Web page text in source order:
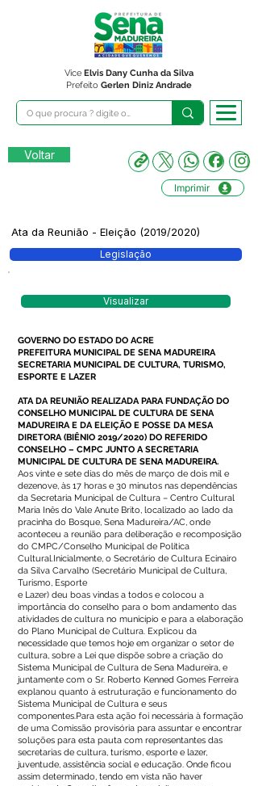
Prefeito Gerlen Diniz Andrade
Vice Elvis Dany Cunha da Silva
Voltar
Imprimir
Ata da Reunião - Eleição (2019/2020)
Legislação
Visualizar
GOVERNO DO ESTADO DO ACRE
PREFEITURA MUNICIPAL DE SENA MADUREIRA
SECRETARIA MUNICIPAL DE CULTURA, TURISMO,
ESPORTE E LAZER
ATA DA REUNIÃO REALIZADA PARA FUNDAÇÃO DO
CONSELHO MUNICIPAL DE CULTURA DE SENA
MADUREIRA E DA ELEIÇÃO E POSSE DA MESA
DIRETORA (BIÊNIO 2019/2020) DO REFERIDO
CONSELHO – CMPC JUNTO A SECRETARIA
MUNICIPAL DE CULTURA DE SENA MADUREIRA.
Aos vinte e sete dias do mês de março de dois mil e
dezenove, às 17 horas e 30 minutos nas dependências
da Secretaria Municipal de Cultura – Centro Cultural
Maria Inês do Vale Anute Brito, localizado ao lado da
pracinha do Bosque, Sena Madureira/AC, onde
aconteceu a reunião para deliberação e recomposição
do CMPC/Conselho Municipal de Política
Cultural.Inicialmente, o Secretário de Cultura Ecinairo
da Silva Carvalho (Secretário Municipal de Cultura,
Turismo, Esporte
e Lazer) deu boas vindas a todos e colocou a
importância do conselho para o bom andamento das
atividades de cultura no município e para a elaboração
do Plano Municipal de Cultura. Explicou da
necessidade que temos hoje em organizar o setor de
cultura, sobre a Lei que dispõe sobre a criação do
Sistema Municipal de Cultura de Sena Madureira, e
juntamente com o Sr. Roberto Kenned Gomes Ferreira
explanou quanto à estruturação e funcionamento do
Sistema Municipal de Cultura e seus
componentes.Para esta ação foi necessária à formação
de uma Comissão provisória para assuntar e encontrar
soluções para esta pauta com representantes das
secretarias de cultura, turismo, esporte e lazer,
juventude, assistência social e educação. Onde ficou
assim determinado, tendo em vista não haver